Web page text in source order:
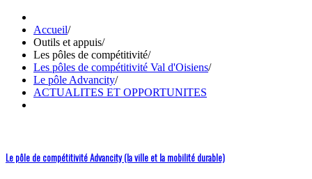
Accueil/
Outils et appuis/
Les pôles de compétitivité/
Les pôles de compétitivité Val d'Oisiens/
Le pôle Advancity/
ACTUALITES ET OPPORTUNITES
Le pôle de compétitivité Advancity (la ville et la mobilité durable)